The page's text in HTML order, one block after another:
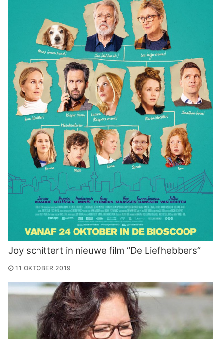
Joy schittert in nieuwe film “De Liefhebbers”
11 OKTOBER 2019